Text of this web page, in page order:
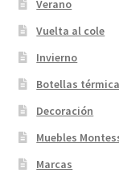
Verano
Vuelta al cole
Invierno
Botellas
Decoración
Muebles
Marcas